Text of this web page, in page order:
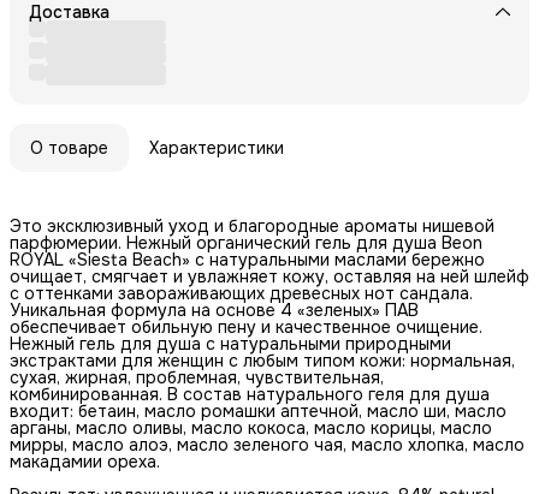
Доставка
О товаре Характеристики
Это эксклюзивный уход и благородные ароматы нишевой
парфюмерии. Нежный органический гель для душа Beon
ROYAL «Siesta Beach» с натуральными маслами бережно
очищает, смягчает и увлажняет кожу, оставляя на ней шлейф
с оттенками завораживающих древесных нот сандала.
Уникальная формула на основе 4 «зеленых» ПАВ
обеспечивает обильную пену и качественное очищение.
Нежный гель для душа с натуральными природными
экстрактами для женщин с любым типом кожи: нормальная,
сухая, жирная, проблемная, чувствительная,
комбинированная. В состав натурального геля для душа
входит: бетаин, масло ромашки аптечной, масло ши, масло
арганы, масло оливы, масло кокоса, масло корицы, масло
мирры, масло алоэ, масло зеленого чая, масло хлопка, масло
макадамии ореха.